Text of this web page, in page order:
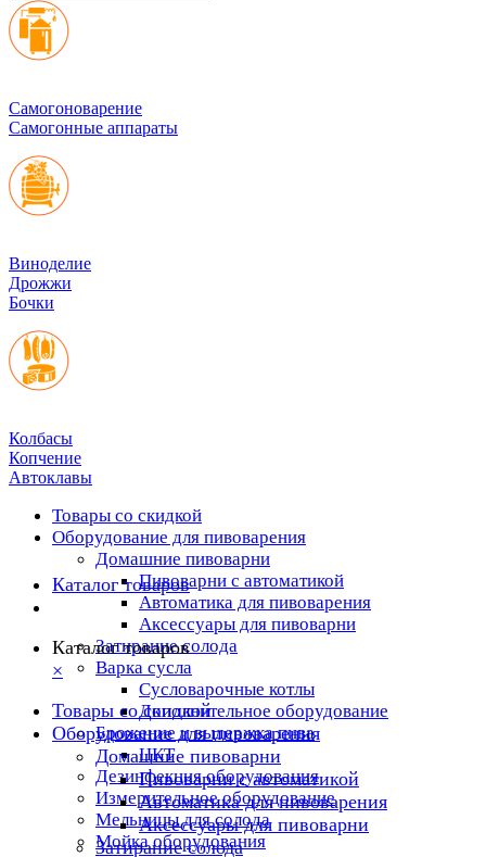
Cамогоноварение
Самогонные аппараты
Виноделие
Дрожжи
Бочки
Колбасы
Копчение
Автоклавы
Товары со скидкой
Оборудование для пивоварения
Домашние пивоварни
Пивоварни с автоматикой
Автоматика для пивоварения
Аксессуары для пивоварни
Затирание солода
Варка сусла
Cусловарочные котлы
Дополнительное оборудование
Брожение и выдержка пива
ЦКТ
Дезинфекция оборудования
Измерительное оборудование
Мельницы для солода
Мойка оборудования
Каталог товаров
Каталог товаров
×
Товары со скидкой
Оборудование для пивоварения
Домашние пивоварни
Пивоварни с автоматикой
Автоматика для пивоварения
Аксессуары для пивоварни
Затирание солода